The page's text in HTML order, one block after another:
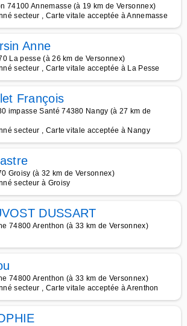
74100 Annemasse (à 19 km de Versonnex)
secteur , Carte vitale acceptée à Annemasse
Anne
La pesse (à 26 km de Versonnex)
secteur , Carte vitale acceptée à La Pesse
François
impasse Santé 74380 Nangy (à 27 km de
secteur , Carte vitale acceptée à Nangy
Groisy (à 32 km de Versonnex)
secteur à Groisy
DUSSART
74800 Arenthon (à 33 km de Versonnex)
74800 Arenthon (à 33 km de Versonnex)
secteur , Carte vitale acceptée à Arenthon